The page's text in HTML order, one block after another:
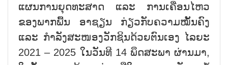
ແຜນການຍຸດທະສາດ ແລະ ການເຄື່ອນໄຫວ
ຂອງພາກພື້ນ ອາຊຽນ ກ່ຽວກັບຄວາມໝັ້ນຄົງ
ແລະ ກຳລັງສະໜອງວັກຊິນດ້ວຍຕົນເອງ ໄລຍະ
2021 – 2025 ໃນວັນທີ 14 ພຶດສະພາ ຜ່ານມາ,